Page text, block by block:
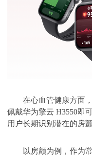
在心血管健康方面
佩戴华为擎云 H3550即
用户长期识别潜在的房
以房颤为例，作为